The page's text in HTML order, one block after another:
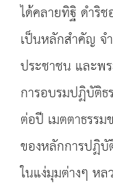
ได้คลายทิฐิ ดำริ
เป็นหลักสำคัญ จ
ประชาชน และพ
การอบรมปฏิบัติ
ต่อปี เมตตาธรร
ของหลักการปฏิ
ในแง่มุมต่างๆ หล